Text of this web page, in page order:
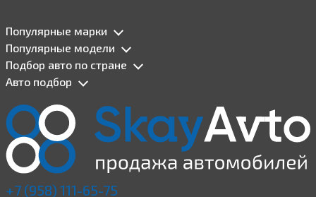
Популярные марки
Популярные модели
Подбор авто по стране
Авто подбор
+7 (958) 111-65-75